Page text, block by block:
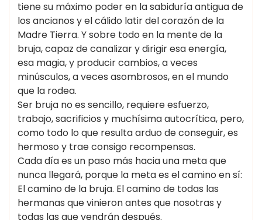
tiene su máximo poder en la sabiduría antigua de
los ancianos y el cálido latir del corazón de la
Madre Tierra. Y sobre todo en la mente de la
bruja, capaz de canalizar y dirigir esa energía,
esa magia, y producir cambios, a veces
minúsculos, a veces asombrosos, en el mundo
que la rodea.
Ser bruja no es sencillo, requiere esfuerzo,
trabajo, sacrificios y muchísima autocrítica, pero,
como todo lo que resulta arduo de conseguir, es
hermoso y trae consigo recompensas.
Cada día es un paso más hacia una meta que
nunca llegará, porque la meta es el camino en sí:
El camino de la bruja. El camino de todas las
hermanas que vinieron antes que nosotras y
todas las que vendrán después.